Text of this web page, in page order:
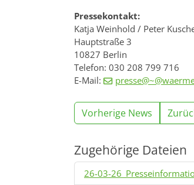
Pressekontakt:
Katja Weinhold / Peter
Hauptstraße 3
10827 Berlin
Telefon: 030 208 799 716
E-Mail:
Vorherige News
Zugehörige Dateien
26-03-